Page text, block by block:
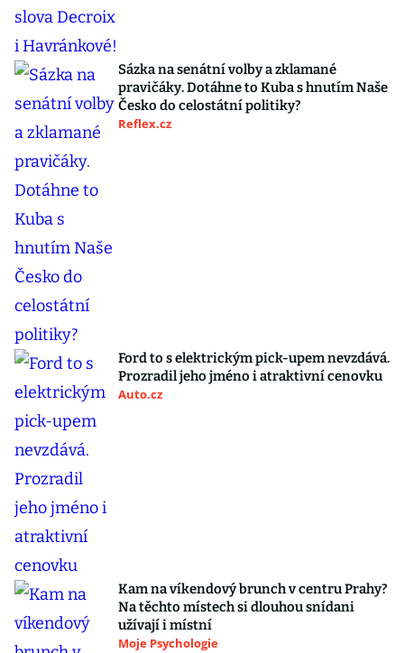
Sázka na senátní volby a zklamané
pravičáky. Dotáhne to Kuba s hnutím Naše
Česko do celostátní politiky?
Reflex.cz
Ford to s elektrickým pick-upem nevzdává.
Prozradil jeho jméno i atraktivní cenovku
Auto.cz
Kam na víkendový brunch v centru Prahy?
Na těchto místech si dlouhou snídani
užívají i místní
Moje Psychologie